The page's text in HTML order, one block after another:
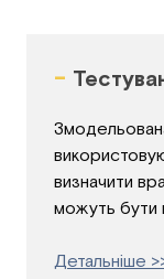
-
визначити
можуть бути
Детальніше